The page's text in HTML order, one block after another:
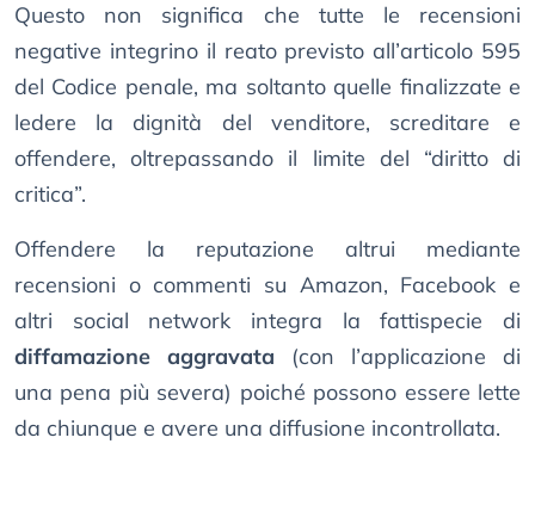
Questo non significa che tutte le recensioni
negative integrino il reato previsto all’articolo 595
del Codice penale, ma soltanto quelle finalizzate e
ledere la dignità del venditore, screditare e
offendere, oltrepassando il limite del “diritto di
critica”.
Offendere la reputazione altrui mediante
recensioni o commenti su Amazon, Facebook e
altri social network integra la fattispecie di
diffamazione aggravata (con l’applicazione di
una pena più severa) poiché possono essere lette
da chiunque e avere una diffusione incontrollata.